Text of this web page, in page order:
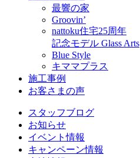
最響の家
Groovin’
nattoku住宅25周年
記念モデル Glass Arts
Blue Style
キママプラス
施工事例
お客さまの声
スタッフブログ
お知らせ
イベント情報
キャンペーン情報